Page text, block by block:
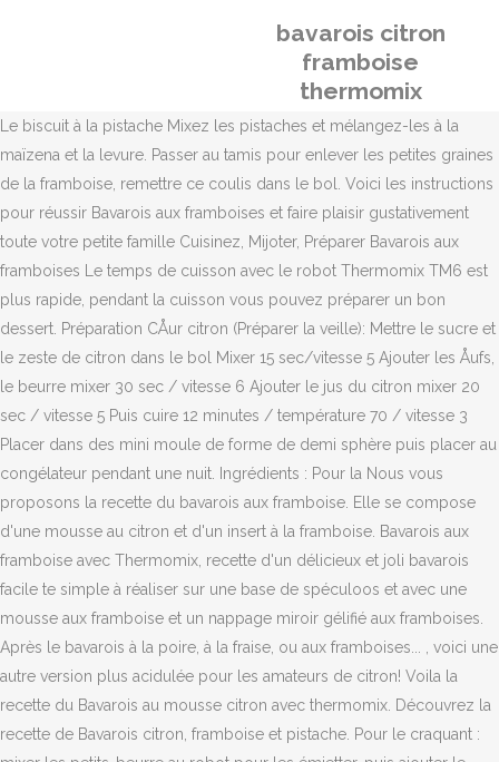
bavarois citron
framboise
thermomix
Le biscuit à la pistache Mixez les pistaches et mélangez-les à la
maïzena et la levure. Passer au tamis pour enlever les petites graines
de la framboise, remettre ce coulis dans le bol. Voici les instructions
pour réussir Bavarois aux framboises et faire plaisir gustativement
toute votre petite famille Cuisinez, Mijoter, Préparer Bavarois aux
framboises Le temps de cuisson avec le robot Thermomix TM6 est
plus rapide, pendant la cuisson vous pouvez préparer un bon
dessert. Préparation CÅur citron (Préparer la veille): Mettre le sucre et
le zeste de citron dans le bol Mixer 15 sec/vitesse 5 Ajouter les Åufs,
le beurre mixer 30 sec / vitesse 6 Ajouter le jus du citron mixer 20
sec / vitesse 5 Puis cuire 12 minutes / température 70 / vitesse 3
Placer dans des mini moule de forme de demi sphère puis placer au
congélateur pendant une nuit. Ingrédients : Pour la Nous vous
proposons la recette du bavarois aux framboise. Elle se compose
d'une mousse au citron et d'un insert à la framboise. Bavarois aux
framboise avec Thermomix, recette d'un délicieux et joli bavarois
facile te simple à réaliser sur une base de spéculoos et avec une
mousse aux framboise et un nappage miroir gélifié aux framboises.
Après le bavarois à la poire, à la fraise, ou aux framboises... , voici une
autre version plus acidulée pour les amateurs de citron! Voila la
recette du Bavarois au mousse citron avec thermomix. Découvrez la
recette de Bavarois citron, framboise et pistache. Pour le craquant :